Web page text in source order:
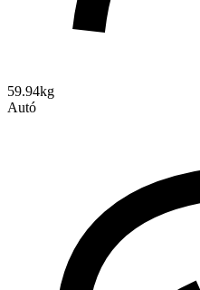
59.94kg
Autó